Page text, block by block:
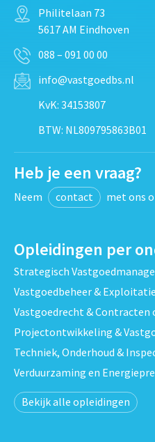
Philitelaan 73
5617 AM Eindhoven
088 – 091 00 00
info@vastgoedbs.nl
KvK: 34153807
BTW: NL809795863B01
Heb je een vraag?
Neem contact met ons
Opleidingen per
Strategisch
Vastgoedbeheer &
Vastgoedrecht & Contracten
Projectontwikkeling &
Techniek, Onderhoud &
Verduurzaming en
Bekijk alle opleidingen